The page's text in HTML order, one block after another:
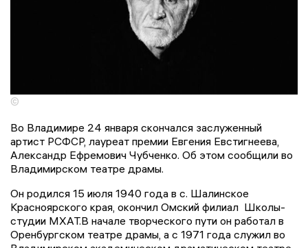
©
Во Владимире 24 января скончался заслуженный
артист РСФСР, лауреат премии Евгения Евстигнеева,
Александр Ефремович Чубченко. Об этом сообщили во
Владимирском театре драмы.
Он родился 15 июля 1940 года в с. Шалинское
Красноярского края, окончил Омский филиал Школы-
студии МХАТ.В начале творческого пути он работал в
Оренбургском театре драмы, а с 1971 года служил во